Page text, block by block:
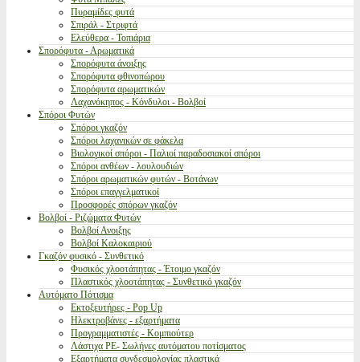
Πυραμίδες φυτά
Σπιράλ - Στριφτά
Ελεύθερα - Τοπιάρια
Σπορόφυτα - Αρωματικά
Σπορόφυτα άνοιξης
Σπορόφυτα φθινοπώρου
Σπορόφυτα αρωματικών
Λαχανόκηπος - Κόνδυλοι - Βολβοί
Σπόροι Φυτών
Σπόροι γκαζόν
Σπόροι λαχανικών σε φάκελα
Βιολογικοί σπόροι - Παλιοί παραδοσιακοί σπόροι
Σπόροι ανθέων - λουλουδιών
Σπόροι αρωματικών φυτών - Βοτάνων
Σπόροι επαγγελματικοί
Προσφορές σπόρων γκαζόν
Βολβοί - Ριζώματα Φυτών
Βολβοί Ανοιξης
Βολβοί Καλοκαιριού
Γκαζόν φυσικό - Συνθετικό
Φυσικός χλοοτάπητας - Έτοιμο γκαζόν
Πλαστικός χλοοτάπητας - Συνθετικό γκαζόν
Αυτόματο Πότισμα
Εκτοξευτήρες - Pop Up
Ηλεκτροβάνες - εξαρτήματα
Προγραμματιστές - Κομπιούτερ
Λάστιχα PE- Σωλήνες αυτόματου ποτίσματος
Εξαρτήματα συνδεσμολογίας πλαστικά